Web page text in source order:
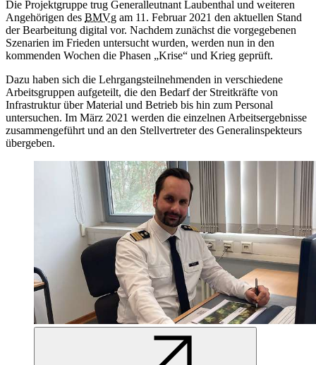
Die Projektgruppe trug Generalleutnant Laubenthal und weiteren
Angehörigen des BMVg am 11. Februar 2021 den aktuellen Stand
der Bearbeitung digital vor. Nachdem zunächst die vorgegebenen
Szenarien im Frieden untersucht wurden, werden nun in den
kommenden Wochen die Phasen „Krise“ und Krieg geprüft.
Dazu haben sich die Lehrgangsteilnehmenden in verschiedene
Arbeitsgruppen aufgeteilt, die den Bedarf der Streitkräfte von
Infrastruktur über Material und Betrieb bis hin zum Personal
untersuchen. Im März 2021 werden die einzelnen Arbeitsergebnisse
zusammengeführt und an den Stellvertreter des Generalinspekteurs
übergeben.